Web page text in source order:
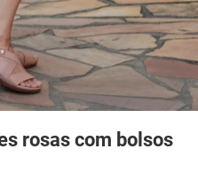
rosas com bolsos